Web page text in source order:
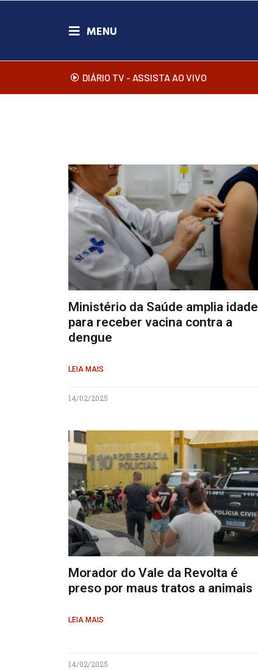
DIÁRIO TV - ASSISTA AO VIVO
Ministério da Saúde amplia idade
para receber vacina contra a
dengue
LEIA MAIS
14/02/2025
Morador do Vale da Revolta é
preso por maus tratos a animais
LEIA MAIS
14/02/2025